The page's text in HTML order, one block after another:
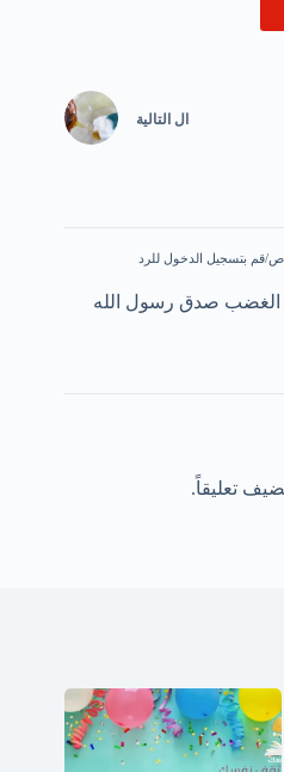
ال التالية
قم بتسجيل الدخول للرد
الغضب صدق رسول الله
تعليقاً.